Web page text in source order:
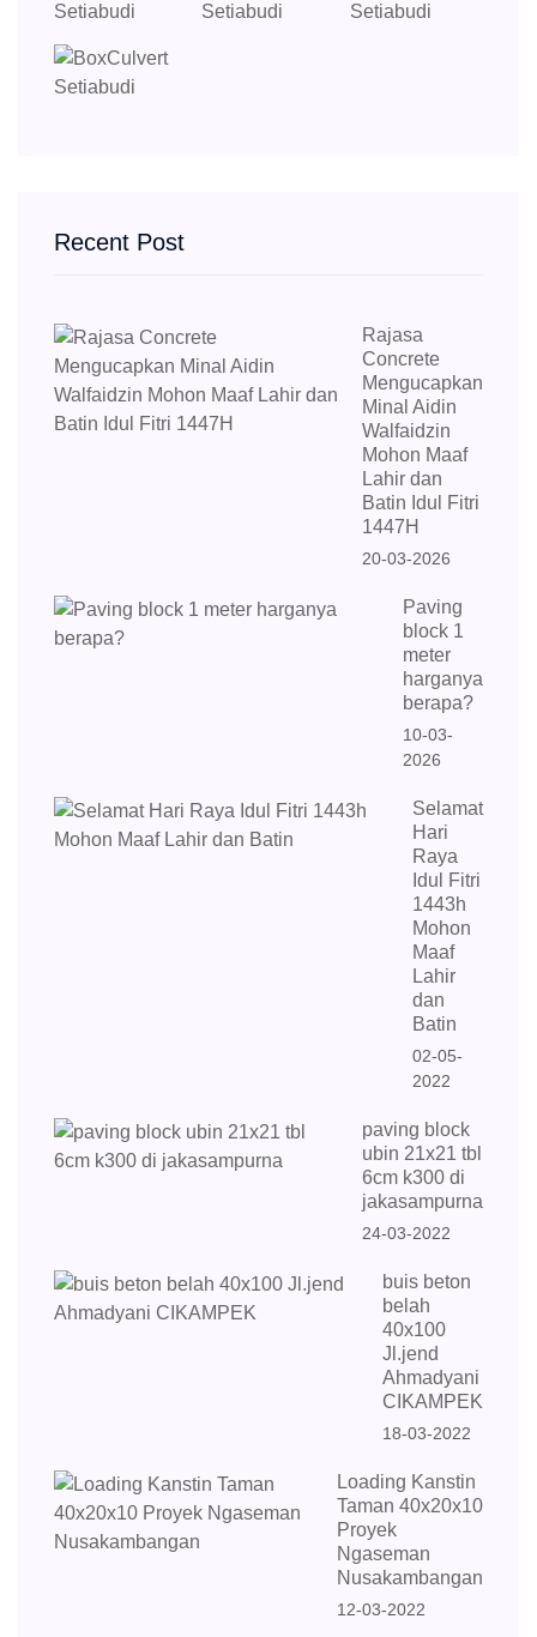
Recent Post
Rajasa
Concrete
Mengucapkan
Minal Aidin
Walfaidzin
Mohon Maaf
Lahir dan
Batin Idul Fitri
1447H
20-03-2026
Paving
block 1
meter
harganya
berapa?
10-03-
2026
Selamat
Hari
Raya
Idul Fitri
1443h
Mohon
Maaf
Lahir
dan
Batin
02-05-
2022
paving block
ubin 21x21 tbl
6cm k300 di
jakasampurna
24-03-2022
buis beton
belah
40x100
Jl.jend
Ahmadyani
CIKAMPEK
18-03-2022
Loading Kanstin
Taman 40x20x10
Proyek
Ngaseman
Nusakambangan
12-03-2022